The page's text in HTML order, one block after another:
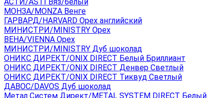
МОНЗА/MONZA Венге
ГАРВАРД/HARVARD Орех английский
МИНИСТРИ/MINISTRY Орех
ВЕНА/VIENNA Орех
МИНИСТРИ/MINISTRY Дуб шоколад
ОНИКС ДИРЕКТ/ONIX DIRECT Белый Бриллиант
ОНИКС ДИРЕКТ/ONIX DIRECT Денвер Светлый
ОНИКС ДИРЕКТ/ONIX DIRECT Тиквуд Светлый
ДАВОС/DAVOS Дуб шоколад
Метал Систем Директ/METAL SYSTEM DIRECT Белый